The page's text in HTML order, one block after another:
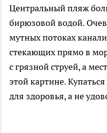
Центральный пляж
бирюзовой водой.
мутных потоках
стекающих прямо в
с грязной струей, а
этой картине.
для здоровья, а не